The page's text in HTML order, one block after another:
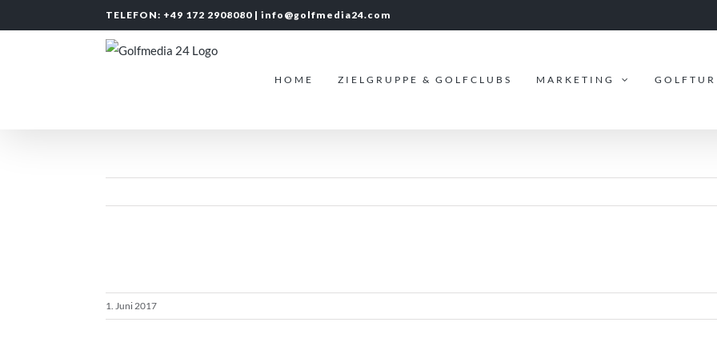
Inhalt
TELEFON: +49 172 2908080 | info@golfmedia24.com
HOME ZIELGRUPPE & GOLFCLUBS MARKETING
1. Juni 2017